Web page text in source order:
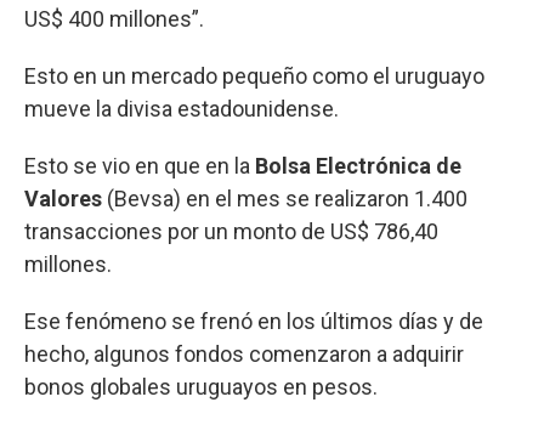
US$ 400 millones”.
Esto en un mercado pequeño como el uruguayo
mueve la divisa estadounidense.
Esto se vio en que en la Bolsa Electrónica de
Valores (Bevsa) en el mes se realizaron 1.400
transacciones por un monto de US$ 786,40
millones.
Ese fenómeno se frenó en los últimos días y de
hecho, algunos fondos comenzaron a adquirir
bonos globales uruguayos en pesos.